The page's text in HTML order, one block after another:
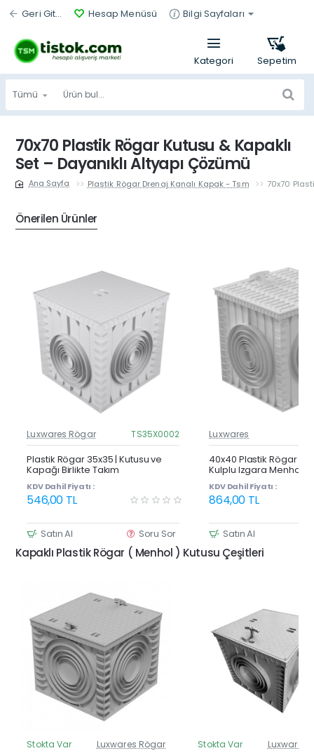
Geri Git... Hesap Menüsü Bilgi Sayfaları
Tümü
Ürün
bul...
70x70 Plastik Rögar Kutusu & Kapaklı
Set – Dayanıklı Altyapı Çözümü
Plastik Rögar Drenaj Kanalı Kapak - Tsm 70x70
Önerilen Ürünler
Güncel Fiyat
Yeni Ürün
Luxwares Rögar TS35X0002
Plastik Rögar 35x35 | Kutusu ve
Kapağı Birlikte Takım
KDV Dahil Fiyatı :
546,00 TL
Satın Al Soru Sor
Luxwares
40x40 Plastik Rögar
Kulplu Izgara Menhol
KDV Dahil Fiyatı :
864,00 TL
Satın Al
Kapaklı Plastik Rögar ( Menhol ) Kutusu Çeşitleri
Güncel Fiyat
Stokta Var Luxwares Rögar Stokta Var Luxwares